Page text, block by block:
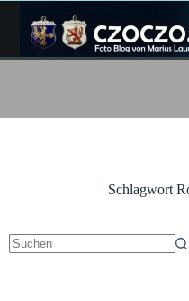
Inhalt
springen
Schlagwort